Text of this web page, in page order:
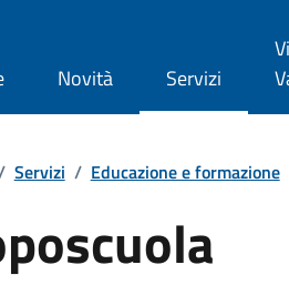
Novità Servizi
Servizi / Educazione e formazione